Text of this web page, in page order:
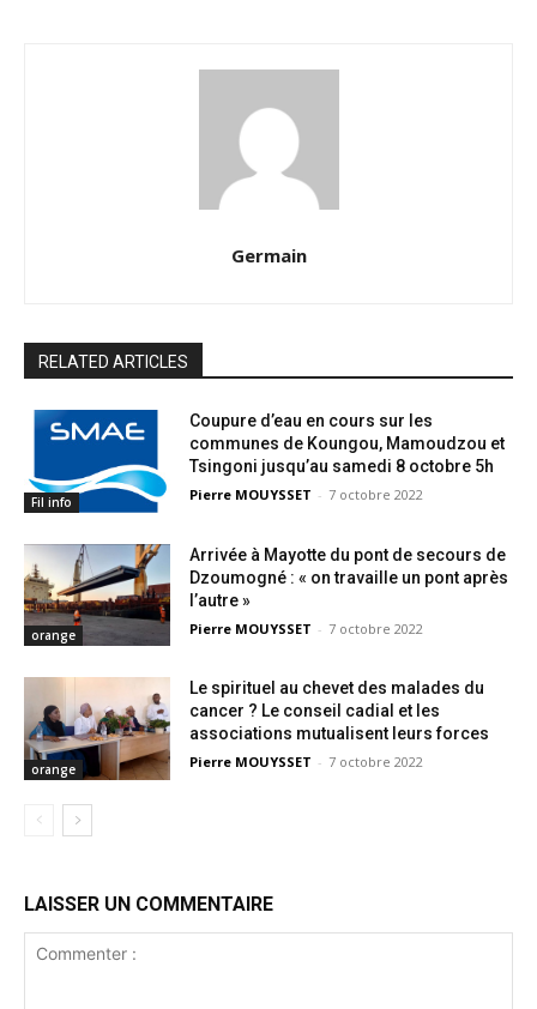
Germain
RELATED ARTICLES
Fil info
Coupure d’eau en cours sur les
communes de Koungou, Mamoudzou et
Tsingoni jusqu’au samedi 8 octobre 5h
Pierre MOUYSSET - 7 octobre 2022
orange
Arrivée à Mayotte du pont de secours de
Dzoumogné : « on travaille un pont après
l’autre »
Pierre MOUYSSET - 7 octobre 2022
orange
Le spirituel au chevet des malades du
cancer ? Le conseil cadial et les
associations mutualisent leurs forces
Pierre MOUYSSET - 7 octobre 2022
LAISSER UN COMMENTAIRE